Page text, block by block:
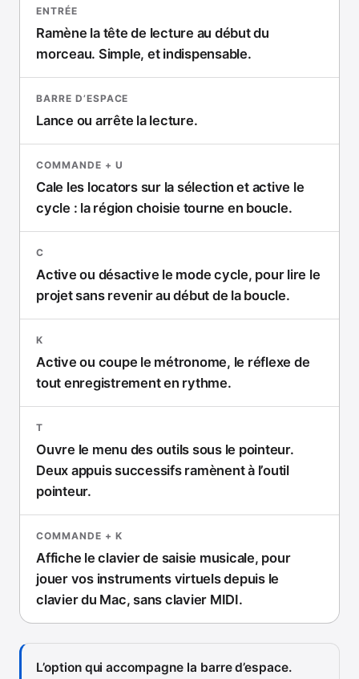
ENTRÉE
Ramène la tête de lecture au début du
morceau. Simple, et indispensable.
BARRE D’ESPACE
Lance ou arrête la lecture.
COMMANDE + U
Cale les locators sur la sélection et active le
cycle : la région choisie tourne en boucle.
C
Active ou désactive le mode cycle, pour lire le
projet sans revenir au début de la boucle.
K
Active ou coupe le métronome, le réflexe de
tout enregistrement en rythme.
T
Ouvre le menu des outils sous le pointeur.
Deux appuis successifs ramènent à l’outil
pointeur.
COMMANDE + K
Affiche le clavier de saisie musicale, pour
jouer vos instruments virtuels depuis le
clavier du Mac, sans clavier MIDI.
L’option qui accompagne la barre d’espace.